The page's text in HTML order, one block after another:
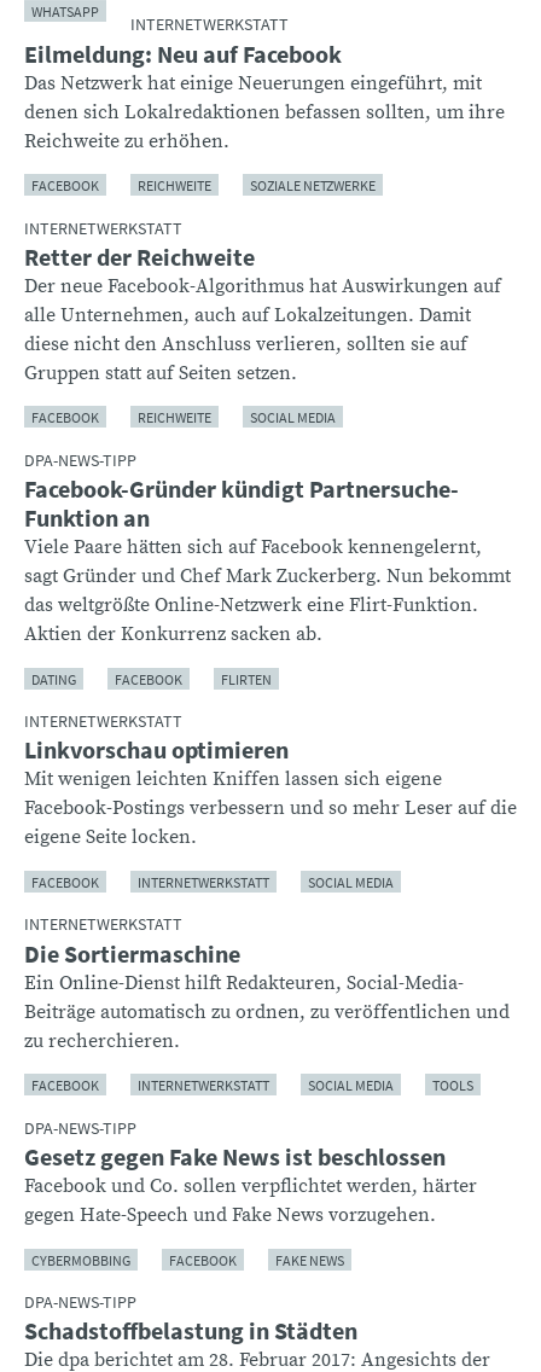
WHATSAPP
INTERNETWERKSTATT
Eilmeldung: Neu auf Facebook
Das Netzwerk hat einige Neuerungen eingeführt, mit
denen sich Lokalredaktionen befassen sollten, um ihre
Reichweite zu erhöhen.
FACEBOOK REICHWEITE SOZIALE NETZWERKE
INTERNETWERKSTATT
Retter der Reichweite
Der neue Facebook-Algorithmus hat Auswirkungen auf
alle Unternehmen, auch auf Lokalzeitungen. Damit
diese nicht den Anschluss verlieren, sollten sie auf
Gruppen statt auf Seiten setzen.
FACEBOOK REICHWEITE SOCIAL MEDIA
DPA-NEWS-TIPP
Facebook-Gründer kündigt Partnersuche-
Funktion an
Viele Paare hätten sich auf Facebook kennengelernt,
sagt Gründer und Chef Mark Zuckerberg. Nun bekommt
das weltgrößte Online-Netzwerk eine Flirt-Funktion.
Aktien der Konkurrenz sacken ab.
DATING FACEBOOK FLIRTEN
INTERNETWERKSTATT
Linkvorschau optimieren
Mit wenigen leichten Kniffen lassen sich eigene
Facebook-Postings verbessern und so mehr Leser auf die
eigene Seite locken.
FACEBOOK INTERNETWERKSTATT SOCIAL MEDIA
INTERNETWERKSTATT
Die Sortiermaschine
Ein Online-Dienst hilft Redakteuren, Social-Media-
Beiträge automatisch zu ordnen, zu veröffentlichen und
zu recherchieren.
FACEBOOK INTERNETWERKSTATT SOCIAL MEDIA TOOLS
DPA-NEWS-TIPP
Gesetz gegen Fake News ist beschlossen
Facebook und Co. sollen verpflichtet werden, härter
gegen Hate-Speech und Fake News vorzugehen.
CYBERMOBBING FACEBOOK FAKE NEWS
DPA-NEWS-TIPP
Schadstoffbelastung in Städten
Die dpa berichtet am 28. Februar 2017: Angesichts der